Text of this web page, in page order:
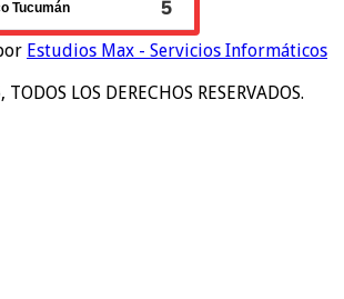
Estudios Max - Servicios Informáticos
LOS DERECHOS RESERVADOS.